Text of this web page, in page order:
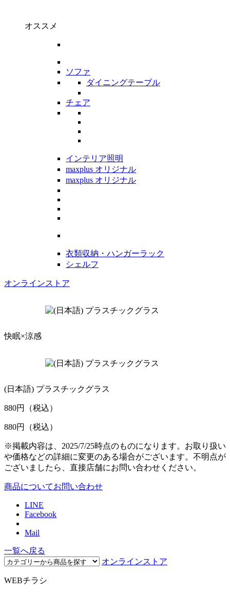
オススメ
ソファ
ダイニングテーブル
チェア
インテリア照明
maxplus オリジナル
maxplus オリジナル
衣類収納・ハンガーラック
シェルフ
オンラインストア
快眠×涼感
(日本語) プラスチックグラス
880円（税込）
880円（税込）
※掲載内容は、2025/7/25時点のものになります。お取り扱い
や価格などの詳細に変更のある場合がございます。不明点が
ございましたら、直接店舗にお問い合わせください。
商品についてお問い合わせ
LINE
Facebook
Mail
一覧へ戻る
オンラインストア
WEBチラシ